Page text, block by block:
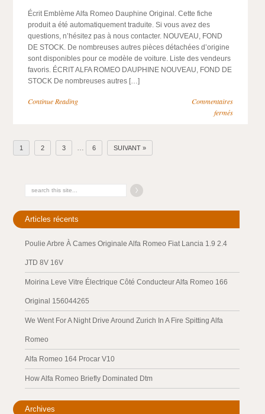
Écrit Emblème Alfa Romeo Dauphine Original. Cette fiche
produit a été automatiquement traduite. Si vous avez des
questions, n’hésitez pas à nous contacter. NOUVEAU, FOND
DE STOCK. De nombreuses autres pièces détachées d’origine
sont disponibles pour ce modèle de voiture. Liste des vendeurs
favoris. ÉCRIT ALFA ROMEO DAUPHINE NOUVEAU, FOND DE
STOCK De nombreuses autres […]
Continue Reading
Commentaires
fermés
1 2 3 … 6 SUIVANT »
Articles récents
Poulie Arbre À Cames Originale Alfa Romeo Fiat Lancia 1.9 2.4
JTD 8V 16V
Moirina Leve Vitre Électrique Côté Conducteur Alfa Romeo 166
Original 156044265
We Went For A Night Drive Around Zurich In A Fire Spitting Alfa
Romeo
Alfa Romeo 164 Procar V10
How Alfa Romeo Briefly Dominated Dtm
Archives